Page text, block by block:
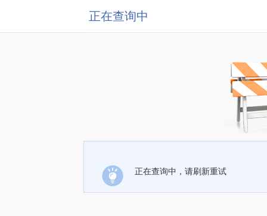
正在查询中
正在查询中，请刷新重试